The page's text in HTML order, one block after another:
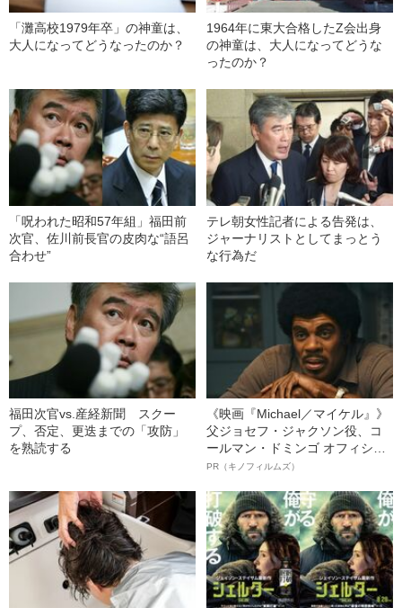
「灘高校1979年卒」の神童は、
大人になってどうなったのか？
1964年に東大合格したZ会出身
の神童は、大人になってどうな
ったのか？
「呪われた昭和57年組」福田前
次官、佐川前長官の皮肉な“語呂
合わせ”
テレ朝女性記者による告発は、
ジャーナリストとしてまっとう
な行為だ
福田次官vs.産経新聞 スクー
プ、否定、更迭までの「攻防」
を熟読する
《映画『Michael／マイケル』》
父ジョセフ・ジャクソン役、コ
ールマン・ドミンゴ オフィシャ
ルインタビュー“観客を魅了した
語る”《日本興収70億円突破》
PR（キノフィルムズ）